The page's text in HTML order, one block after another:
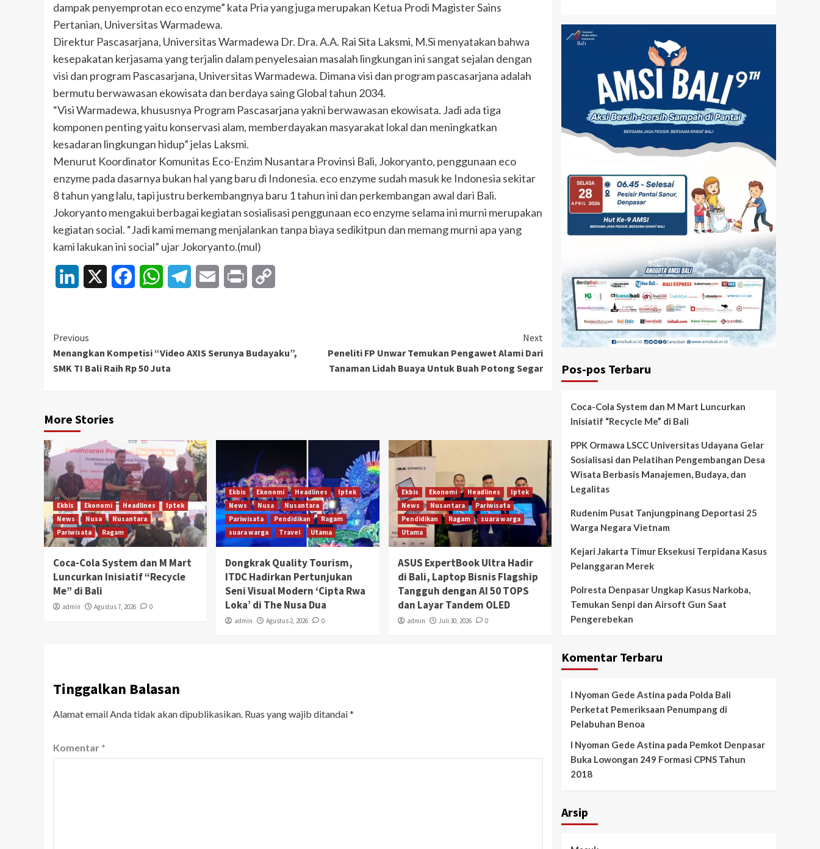
dampak penyemprotan eco enzyme” kata Pria yang juga merupakan Ketua Prodi Magister Sains
Pertanian, Universitas Warmadewa.
Direktur Pascasarjana, Universitas Warmadewa Dr. Dra. A.A. Rai Sita Laksmi, M.Si menyatakan bahwa
kesepakatan kerjasama yang terjalin dalam penyelesaian masalah lingkungan ini sangat sejalan dengan
visi dan program Pascasarjana, Universitas Warmadewa. Dimana visi dan program pascasarjana adalah
bermutu berwawasan ekowisata dan berdaya saing Global tahun 2034.
“Visi Warmadewa, khususnya Program Pascasarjana yakni berwawasan ekowisata. Jadi ada tiga
komponen penting yaitu konservasi alam, memberdayakan masyarakat lokal dan meningkatkan
kesadaran lingkungan hidup” jelas Laksmi.
Menurut Koordinator Komunitas Eco-Enzim Nusantara Provinsi Bali, Jokoryanto, penggunaan eco
enzyme pada dasarnya bukan hal yang baru di Indonesia. eco enzyme sudah masuk ke Indonesia sekitar
8 tahun yang lalu, tapi justru berkembangnya baru 1 tahun ini dan perkembangan awal dari Bali.
Jokoryanto mengakui berbagai kegiatan sosialisasi penggunaan eco enzyme selama ini murni merupakan
kegiatan social. “Jadi kami memang menjalankan tanpa biaya sedikitpun dan memang murni apa yang
kami lakukan ini social” ujar Jokoryanto.(mul)
LinkedIn FacebookWhatsAppTelegramEmail Print
Continue
Reading
Previous
Menangkan Kompetisi “Video AXIS Serunya Budayaku”,
SMK TI Bali Raih Rp 50 Juta
Next
Peneliti FP Unwar Temukan Pengawet Alami Dari
Tanaman Lidah Buaya Untuk Buah Potong Segar
More Stories
Ekbis Ekonomi Headlines
Iptek
News
Nusa
Nusantara
Pariwisata
Ragam
Coca-Cola System dan M Mart
Luncurkan Inisiatif “Recycle
Me” di Bali
admin Agustus 7, 2026 0
Ekbis Ekonomi Headlines
Iptek
News
Nusa
Nusantara
Pariwisata
Pendidikan
Ragam
suara warga
Travel Utama
Dongkrak Quality Tourism,
ITDC Hadirkan Pertunjukan
Seni Visual Modern ‘Cipta Rwa
Loka’ di The Nusa Dua
admin Agustus 2, 2026 0
Ekbis Ekonomi Headlines
Iptek
News
Nusantara
Pariwisata
Pendidikan
Ragam
suara warga
Utama
ASUS ExpertBook Ultra Hadir
di Bali, Laptop Bisnis Flagship
Tangguh dengan AI 50 TOPS
dan Layar Tandem OLED
admin Juli 30, 2026 0
Tinggalkan Balasan
Alamat email Anda tidak akan dipublikasikan. Ruas yang wajib ditandai*
Komentar *
Pos-pos Terbaru
Coca-Cola System dan M Mart Luncurkan
Inisiatif “Recycle Me” di Bali
PPK Ormawa LSCC Universitas Udayana Gelar
Sosialisasi dan Pelatihan Pengembangan Desa
Wisata Berbasis Manajemen, Budaya, dan
Legalitas
Rudenim Pusat Tanjungpinang Deportasi 25
Warga Negara Vietnam
Kejari Jakarta Timur Eksekusi Terpidana Kasus
Pelanggaran Merek
Polresta Denpasar Ungkap Kasus Narkoba,
Temukan Senpi dan Airsoft Gun Saat
Pengerebekan
Komentar Terbaru
I Nyoman Gede Astina pada Polda Bali
Perketat Pemeriksaan Penumpang di
Pelabuhan Benoa
I Nyoman Gede Astina pada Pemkot Denpasar
Buka Lowongan 249 Formasi CPNS Tahun
2018
Arsip